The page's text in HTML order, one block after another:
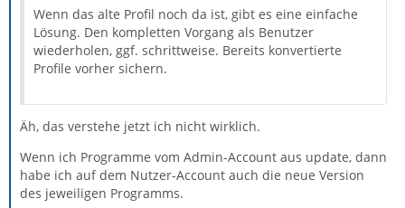
Wenn das alte Profil noch da ist, gibt es eine einfache
Lösung. Den kompletten Vorgang als Benutzer
wiederholen, ggf. schrittweise. Bereits konvertierte
Profile vorher sichern.
Äh, das verstehe jetzt ich nicht wirklich.
Wenn ich Programme vom Admin-Account aus update, dann
habe ich auf dem Nutzer-Account auch die neue Version
des jeweiligen Programms.